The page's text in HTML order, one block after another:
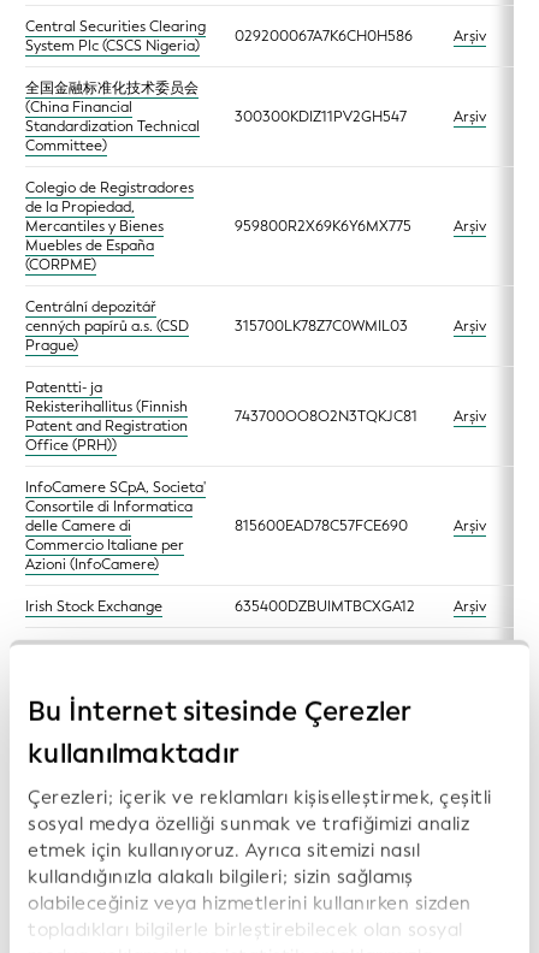
Bu İnternet sitesinde Çerezler
kullanılmaktadır
Çerezleri; içerik ve reklamları kişiselleştirmek, çeşitli
sosyal medya özelliği sunmak ve trafiğimizi analiz
etmek için kullanıyoruz. Ayrıca sitemizi nasıl
kullandığınızla alakalı bilgileri; sizin sağlamış
olabileceğiniz veya hizmetlerini kullanırken sizden
topladıkları bilgilerle birleştirebilecek olan sosyal
Central Securities Clearing
System Plc (CSCS Nigeria)
029200067A7K6CH0H586 Arşiv
全国金融标准化技术委员会
(China Financial
Standardization Technical
Committee)
300300KDIZ11PV2GH547 Arşiv
Colegio de Registradores
de la Propiedad,
Mercantiles y Bienes
Muebles de España
(CORPME)
959800R2X69K6Y6MX775 Arşiv
Centrální depozitář
cenných papírů a.s. (CSD
Prague)
315700LK78Z7C0WMIL03 Arşiv
Patentti- ja
Rekisterihallitus (Finnish
Patent and Registration
Office (PRH))
743700OO8O2N3TQKJC81 Arşiv
InfoCamere SCpA, Societa'
Consortile di Informatica
delle Camere di
Commercio Italiane per
Azioni (InfoCamere)
815600EAD78C57FCE690 Arşiv
Irish Stock Exchange 635400DZBUIMTBCXGA12 Arşiv
Tokyo Stock Exchange, Inc.
Exchange (JPX/TSE))
KDD - Centralna klirinško
depotna družba d.d.
(Central Securities
Clearing Corporation,
Slovenia)
48510000JZ17NWGUA510 Arşiv
Korea Securities
Depository (KSD)
9884008RRMX1X5HV6625
Krajowy Depozyt Papierów